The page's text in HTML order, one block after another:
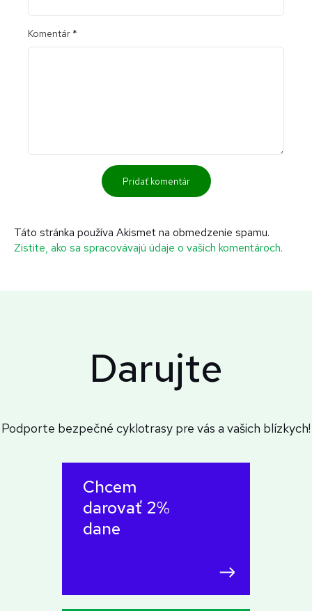
Komentár *
Táto stránka používa Akismet na obmedzenie spamu.
Zistite, ako sa spracovávajú údaje o vašich komentároch.
Darujte
Podporte bezpečné cyklotrasy pre vás a vašich blízkych!
Chcem
darovať 2%
dane